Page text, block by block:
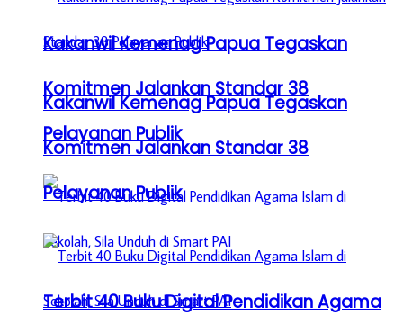
Kakanwil Kemenag Papua Tegaskan
Komitmen Jalankan Standar 38
Pelayanan Publik
Terbit 40 Buku Digital Pendidikan Agama
Kakanwil Kemenag Papua Tegaskan
Komitmen Jalankan Standar 38
Pelayanan Publik